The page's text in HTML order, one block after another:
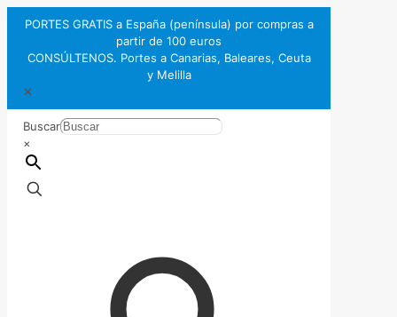
PORTES GRATIS a España (península) por compras a
partir de 100 euros
CONSÚLTENOS. Portes a Canarias, Baleares, Ceuta
y Melilla
✕
Buscar
×